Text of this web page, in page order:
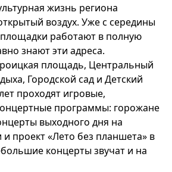
жизнь региона
воздух. Уже с середины
площадки работают в полную
знают эти адреса.
площадь, Центральный
Городской сад и Детский
проходят игровые,
программы: горожане
выходного дня на
проект «Лето без планшета» в
концерты звучат и на